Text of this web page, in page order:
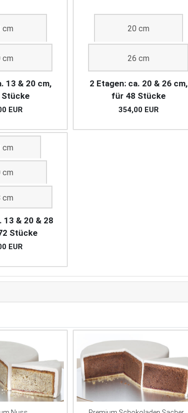
cm
cm
13 & 20 cm,
EUR
20 cm
26 cm
2 Etagen: ca. 20 & 26 cm,
für 48 Stücke
354,00 EUR
cm
cm
cm
13 & 20 & 28
Stücke
EUR